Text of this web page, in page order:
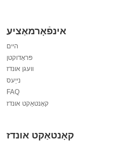
אינפֿאָרמאַציע
היים
פּראָדוקטן
וועגן אונדז
נייַעס
FAQ
קאָנטאַקט אונדז
קאָנטאַקט אונדז